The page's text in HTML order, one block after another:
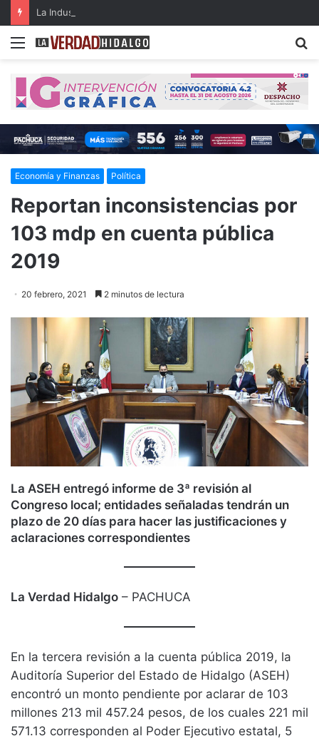
Menu
Economía y Finanzas Política
Reportan inconsistencias por
103 mdp en cuenta pública
2019
20 febrero, 2021 2 minutos de lectura
La ASEH entregó informe de 3ª revisión al
Congreso local; entidades señaladas tendrán un
plazo de 20 días para hacer las justificaciones y
aclaraciones correspondientes
La Verdad Hidalgo – PACHUCA
En la tercera revisión a la cuenta pública 2019, la
Auditoría Superior del Estado de Hidalgo (ASEH)
encontró un monto pendiente por aclarar de 103
millones 213 mil 457.24 pesos, de los cuales 221 mil
571.13 corresponden al Poder Ejecutivo estatal, 5